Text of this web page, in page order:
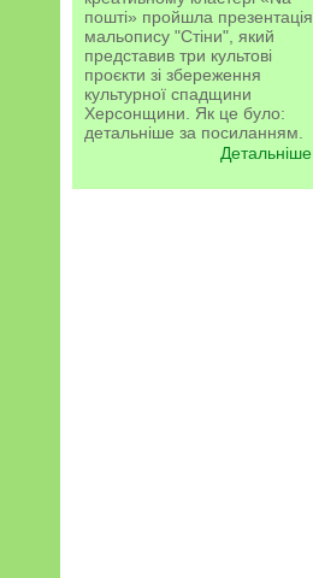
пошті» пройшла презентація
мальопису "Стіни", який
представив три культові
проєкти зі збереження
культурної спадщини
Херсонщини. Як це було:
детальніше за посиланням.
Детальніше